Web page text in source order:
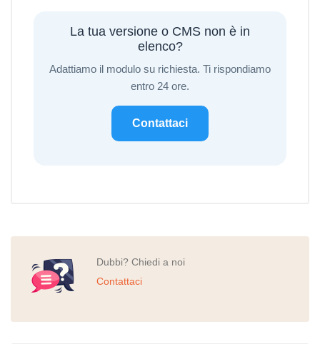
La tua versione o CMS non è in
elenco?
Adattiamo il modulo su richiesta. Ti rispondiamo
entro 24 ore.
Contattaci
Dubbi? Chiedi a noi
Contattaci